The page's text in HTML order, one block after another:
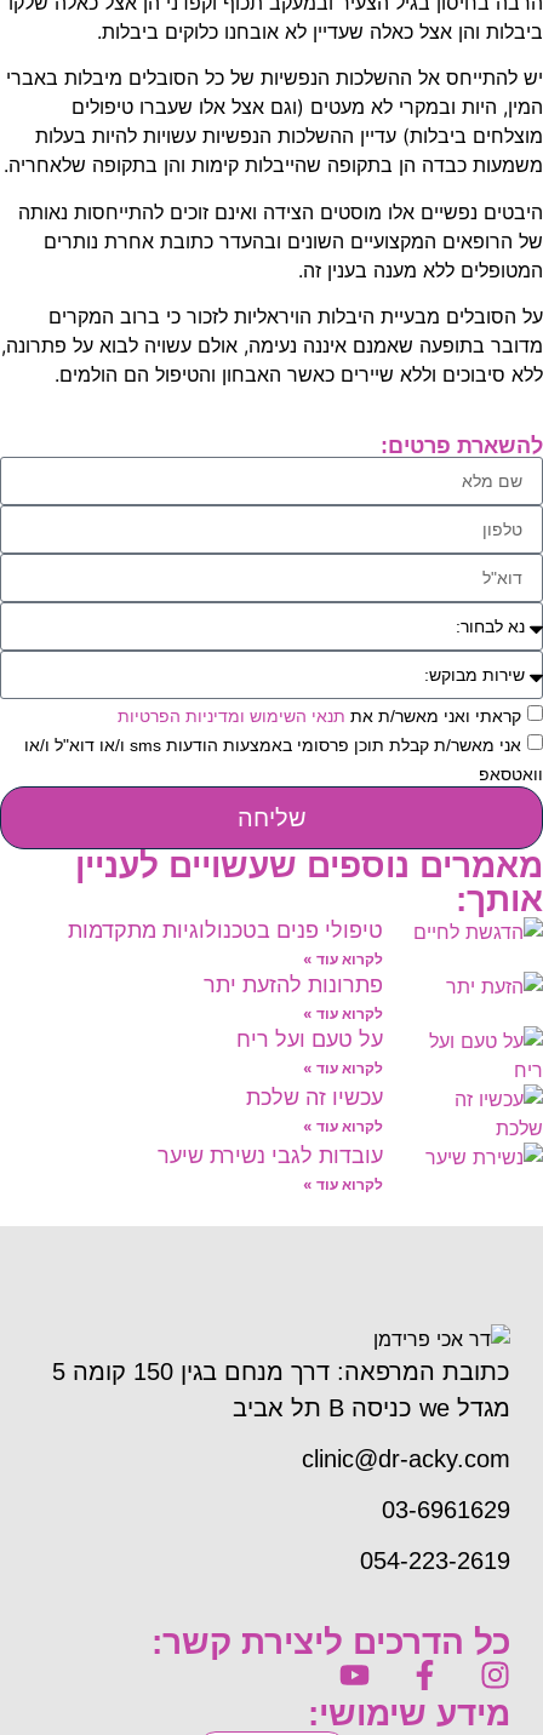
והן אצל כאלה שעדיין לא אובחנו כלוקים ביבלות.
אל ההשלכות הנפשיות של כל הסובלים מיבלות באברי
היות ובמקרי לא מעטים (וגם אצל אלו שעברו טיפולים
ביבלות) עדיין ההשלכות הנפשיות עשויות להיות בעלות
כבדה הן בתקופה שהייבלות קימות והן בתקופה שלאחריה.
נפשיים אלו מוסטים הצידה ואינם זוכים להתייחסות נאותה
המקצועיים השונים ובהעדר כתובת אחרת נותרים
ללא מענה בענין זה.
מבעיית היבלות הויראליות לזכור כי ברוב המקרים
בתופעה שאמנם איננה נעימה, אולם עשויה לבוא על פתרונה,
סיבוכים וללא שיירים כאשר האבחון והטיפול הם הולמים.
פרטים:
ואני מאשר/ת אתתנאי השימוש ומדיניות הפרטיות
אני מאשר/ת קבלת תוכן פרסומי באמצעות הודעות sms ו/או דוא"ל ו/או
שליחה
נוספים שעשויים לעניין
טיפולי פנים בטכנולוגיות מתקדמות
לקרוא עוד »
פתרונות להזעת יתר
לקרוא עוד »
על טעם ועל ריח
לקרוא עוד »
עכשיו זה שלכת
לקרוא עוד »
עובדות לגבי נשירת שיער
לקרוא עוד »
כתובת המרפאה: דרך מנחם בגין 150 קומה 5
מגדל we כניסה B תל אביב
clinic@dr-acky.com
03-6961629
054-223-2619
כל הדרכים ליצירת קשר:
מידע שימושי: